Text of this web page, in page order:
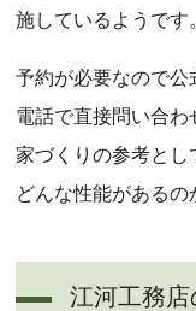
施しているようです
予約が必要なので公
電話で直接問い合
家づくりの参考とし
どんな性能があるの
江河工務